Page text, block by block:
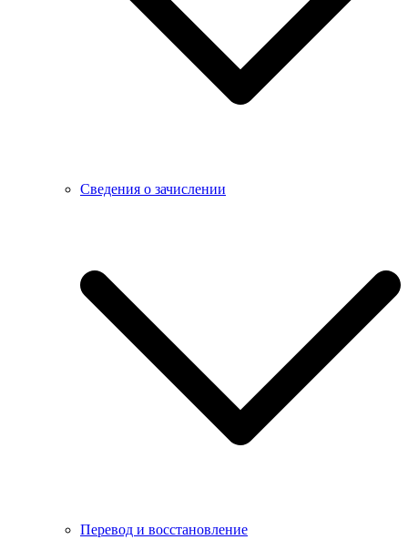
Сведения о зачислении
Перевод и восстановление